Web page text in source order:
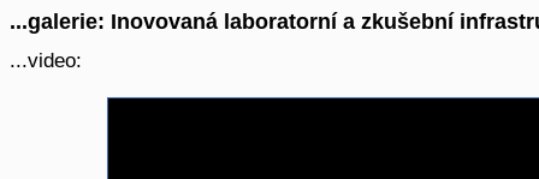
...galerie: Inovovaná laboratorní a zkušební
...video: